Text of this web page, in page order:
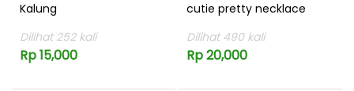
Kalung
Dilihat 252 kali
Rp 15,000
cutie pretty necklace
Dilihat 490 kali
Rp 20,000